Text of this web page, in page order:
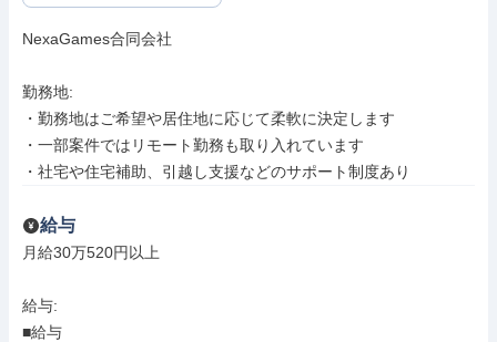
NexaGames合同会社
勤務地:
・勤務地はご希望や居住地に応じて柔軟に決定します
・一部案件ではリモート勤務も取り入れています
・社宅や住宅補助、引越し支援などのサポート制度あり
給与
月給30万520円以上
給与:
■給与